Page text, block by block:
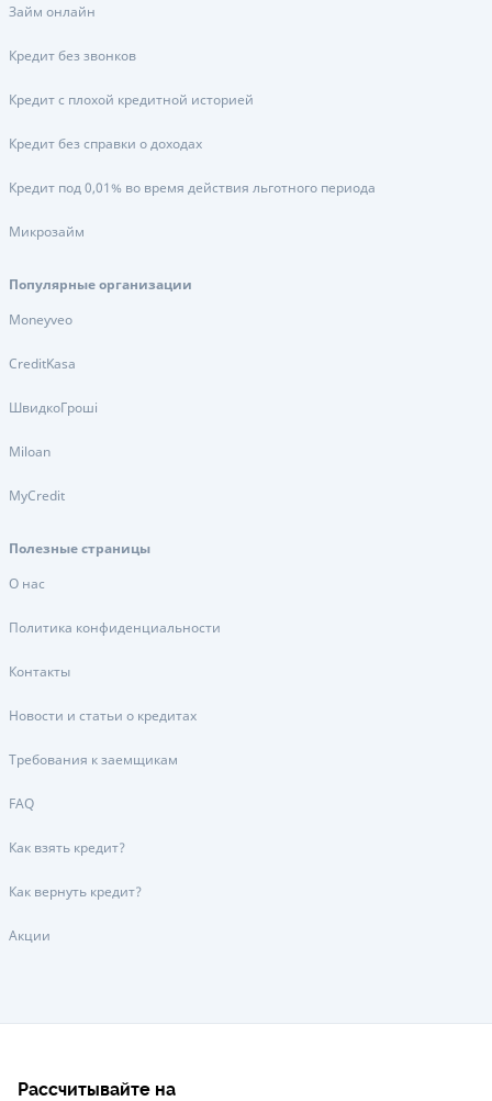
Займ онлайн
Кредит без звонков
Кредит с плохой кредитной историей
Кредит без справки о доходах
Кредит под 0,01% во время действия льготного периода
Микрозайм
Популярные организации
Moneyveo
CreditKasa
ШвидкоГроші
Miloan
MyCredit
Полезные страницы
О нас
Политика конфиденциальности
Контакты
Новости и статьи о кредитах
Требования к заемщикам
FAQ
Как взять кредит?
Как вернуть кредит?
Акции
Рассчитывайте на